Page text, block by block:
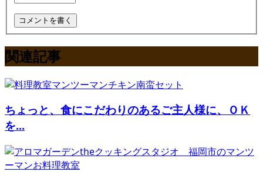
関連記事
ちょっと、食にこだわりのあるご主人様に、ＯＫ
を...